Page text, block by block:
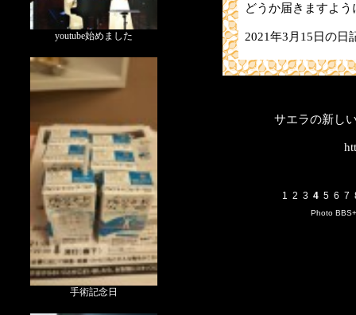
youtube始めました
手術記念日
どうか届きますよう
2021年3月15日の日
サエラの新し
1 2 3 4 5 6 7
Photo BBS+